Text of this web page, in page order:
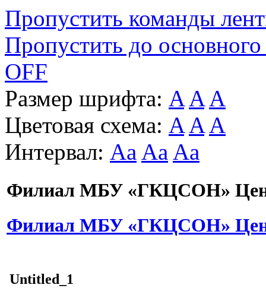
Пропустить команды
Пропустить до основного
OFF
Размер шрифта: A A A
Цветовая схема: A A A
Интервал: Aa Aa Aa
Филиал МБУ «ГКЦСОН»
Филиал МБУ «ГКЦСОН»
Untitled_1